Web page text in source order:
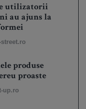
utilizatorii
au ajuns la
produse
proaste
up.ro